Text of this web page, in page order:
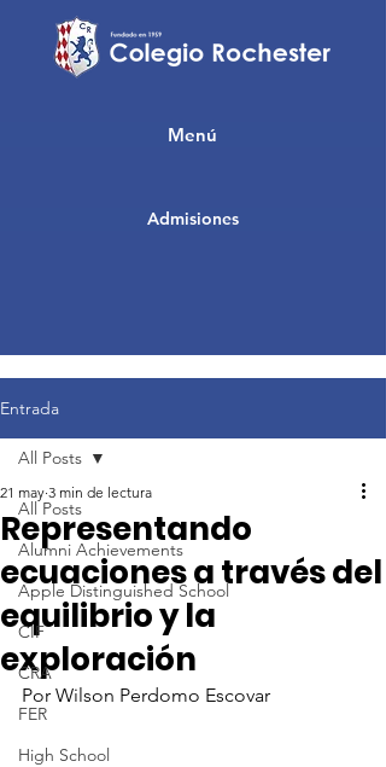
Admisiones
Menú
Entrada
All Posts
Alumni Achievements
Apple Distinguished School
CIF
CRA
FER
High School
All Posts
Representando
ecuaciones a través del
equilibrio y la
exploración
21 may 3 min de lectura
Por Wilson Perdomo Escovar